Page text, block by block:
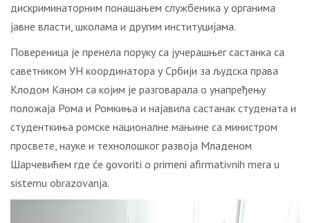
дискриминаторним понашањем службеника у органима
јавне власти, школама и другим институцијама.
Повереница је пренела поруку са јучерашњег састанка са
саветником УН координатора у Србији за људска права
Клодом Каном са којим је разговарала о унапређењу
положаја Рома и Ромкиња и најавила састанак студената и
студенткиња ромске националне мањине са министром
просвете, науке и технолошког развоја Младеном
Шарчевићем где ćе gоvоriti о primеni аfirmаtivnih mеrа u
sistеmu оbrаzоvаnjа.